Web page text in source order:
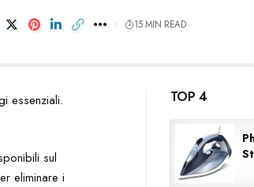
15 MIN READ
essenziali.
sul
eliminare i
TOP 4